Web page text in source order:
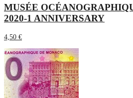
MUSÉE
2020-1 ANNIVERSARY
4,50 €